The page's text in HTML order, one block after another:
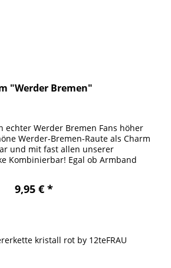
"Werder Bremen"
echter Werder Bremen Fans höher
Werder-Bremen-Raute als Charm
und mit fast allen unserer
Kombinierbar! Egal ob Armband
9,95 € *